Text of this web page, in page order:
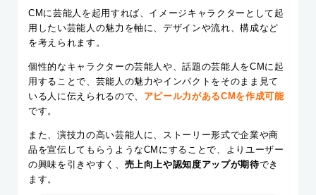
CMに芸能人を起用すれば、イメージキャラクターとして起
用したい芸能人の魅力 を軸に、デザインや流れ、構成など
を考えられます。
個性的なキャラクターの芸能人や、話題の芸能人をCMに起
用することで、芸能人の魅力やインパクトをそのまま見て
いる人に伝えられるので、 アピール力があるCMを作成可能
です。
また、演技力の高い芸能人に、ストーリー形式で企業や商
品を宣伝してもらうようなCMにすることで、よりユーザー
の興味を引きやすく、 売上向上や認知度アップが期待でき
ます。